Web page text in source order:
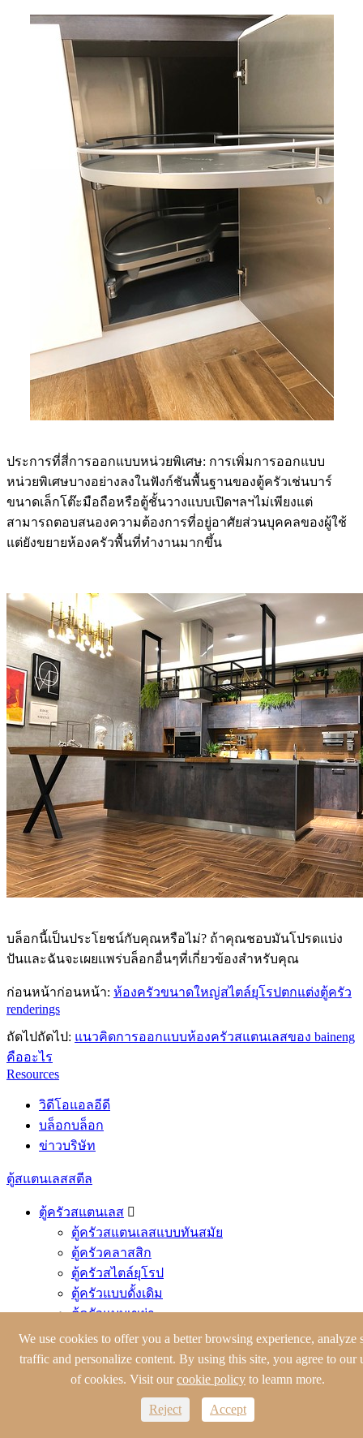
ประการที่สี่การออกแบบหน่วยพิเศษ: การเพิ่มการออกแบบ
หน่วยพิเศษบางอย่างลงในฟังก์ชันพื้นฐานของตู้ครัวเช่นบาร์
ขนาดเล็กโต๊ะมือถือหรือตู้ชั้นวางแบบเปิดฯลฯไม่เพียงแต่
สามารถตอบสนองความต้องการที่อยู่อาศัยส่วนบุคคลของผู้ใช้
แต่ยังขยายห้องครัวพื้นที่ทำงานมากขึ้น
บล็อกนี้เป็นประโยชน์กับคุณหรือไม่? ถ้าคุณชอบมันโปรดแบ่ง
ปันและฉันจะเผยแพร่บล็อกอื่นๆที่เกี่ยวข้องสำหรับคุณ
ก่อนหน้าก่อนหน้า: ห้องครัวขนาดใหญ่สไตล์ยุโรปตกแต่งตู้ครัว
renderings
ถัดไปถัดไป: แนวคิดการออกแบบห้องครัวสแตนเลสของ baineng
คืออะไร
Resources
วิดีโอแอลอีดี
บล็อกบล็อก
ข่าวบริษัท
ตู้สแตนเลสสตีล
ตู้ครัวสแตนเลส 
ตู้ครัวสแตนเลสแบบทันสมัย
ตู้ครัวคลาสสิก
ตู้ครัวสไตล์ยุโรป
ตู้ครัวแบบดั้งเดิม
ตู้ครัวแบบเขย่า
ตู้เสื้อผ้าสแตนเลสสตีล 
ตู้เสื้อผ้าที่ทันสมัย
ตู้เสื้อผ้าสไตล์เขย่า
ตู้เสื้อผ้าสไตล์อุตสาหกรรม
We use cookies to offer you a better browsing experience, analyze
traffic and personalize content. By using this site, you agree to our
of cookies. Visit ourcookie policy to leamn more.
Reject Accept